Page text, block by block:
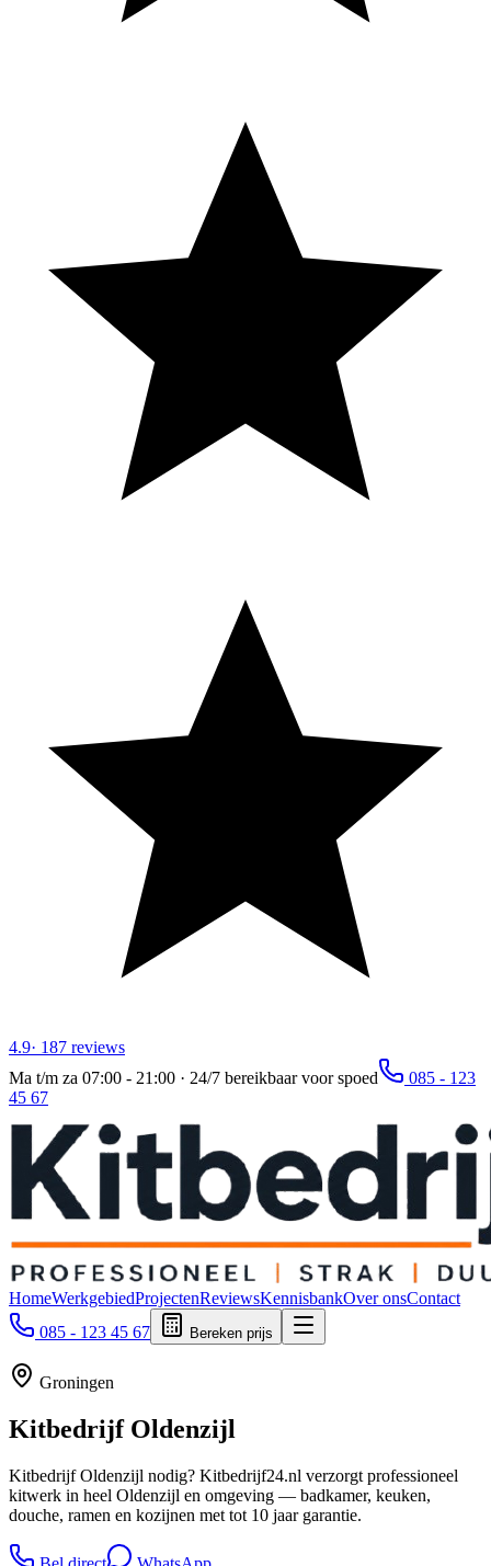
4.9· 187 reviews
Ma t/m za 07:00 - 21:00 · 24/7 bereikbaar voor spoed
085 - 123
45 67
HomeWerkgebiedProjectenReviewsKennisbankOver onsContact
085 - 123 45 67
Bereken prijs
Groningen
Kitbedrijf Oldenzijl
Kitbedrijf Oldenzijl nodig? Kitbedrijf24.nl verzorgt professioneel
kitwerk in heel Oldenzijl en omgeving — badkamer, keuken,
douche, ramen en kozijnen met tot 10 jaar garantie.